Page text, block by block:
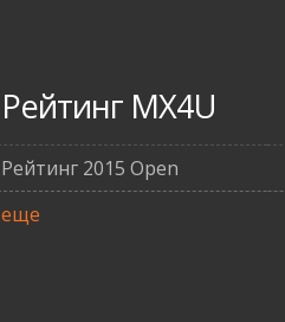
Рейтинг MX4U
Рейтинг 2015 Open
еще